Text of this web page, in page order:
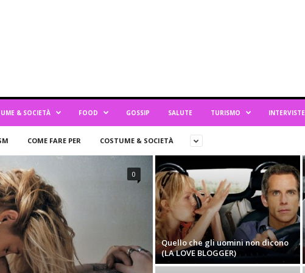
& SOCIETÀ FOOD GOSSIP SALUTE TURISMO INTERVISTE
COME FARE PER COSTUME & SOCIETÀ
0
Quello che gli uomini non dicono
(LA LOVE BLOGGER)